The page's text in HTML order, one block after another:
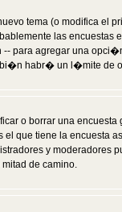
tema (o modifica el
las
para agregar una
habr� un l�mite de
o borrar una
que tiene la encuesta
y moderadores
de camino.